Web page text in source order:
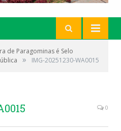
de Paragominas é Selo
» IMG-20251230-WA0015
0